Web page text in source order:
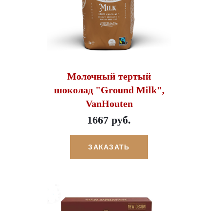
Молочный тертый
шоколад "Ground Milk",
VanHouten
1667 руб.
ЗАКАЗАТЬ